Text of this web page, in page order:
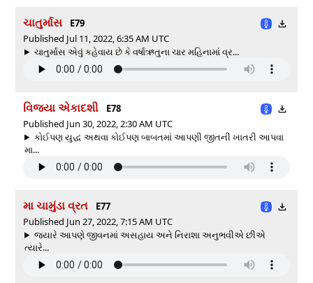
ચાતુર્માસ
E79
Published Jul 11, 2022, 6:35 AM UTC
ચાતુર્માસ એવું કહેવાય છે કે વર્ષાઋતુના ચાર મહિનામાં વ્ર...
વિજયા એકાદશી
E78
Published Jun 30, 2022, 2:30 AM UTC
કોઈપણ યુદ્ધ અથવા કોઈપણ બાબતમાં આપણી જીતની ખાતરી આપવા
મા...
મા ચામુંડા વ્રત
E77
Published Jun 27, 2022, 7:15 AM UTC
જ્યારે આપણે જીવનમાં અસહાય અને નિરાશા અનુભવીએ છીએ
ત્યારે...